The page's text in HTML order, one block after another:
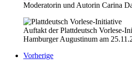
Moderatorin und Autorin Carina
Auftakt der Plattdeutsch Vorlese-
Hamburger Augustinum am
Vorherige